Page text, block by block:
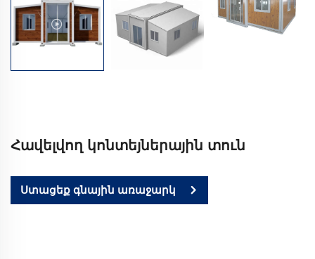
Հավելվող կոնտեյներային տուն
Ստացեք գնային առաջարկ